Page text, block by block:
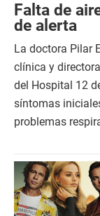
Falta de
de alerta
La doctora Pilar
clínica y
del Hospital 12
síntomas
problemas